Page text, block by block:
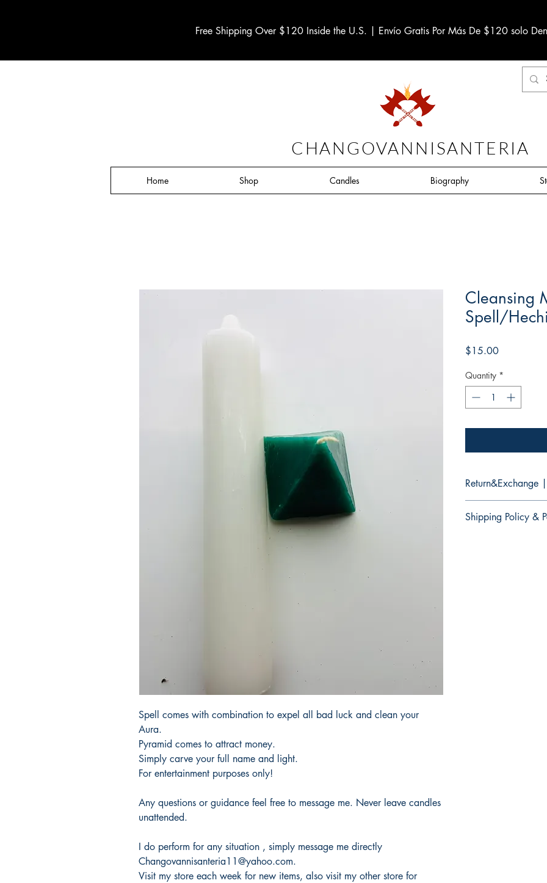
Free Shipping Over $120 Inside the U.S. | Envío Gratis Por Más De $120 solo
CHANGOVANNISANTERIA
Home Shop Candles Biography
Spell comes with combination to expel all bad luck and clean your
Aura.
Pyramid comes to attract money.
Simply carve your full name and light.
For entertainment purposes only!
Any questions or guidance feel free to message me. Never leave candles
unattended.
I do perform for any situation , simply message me directly
Changovannisanteria11@yahoo.com.
Visit my store each week for new items, also visit my other store for
Cleansing
Spell/
$15.00Price
Quantity *
Return&Exchange
No hay devoluciones
Shipping Policy &